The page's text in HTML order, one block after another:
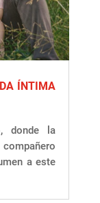
ÍNTIMA
donde la
compañero
a este